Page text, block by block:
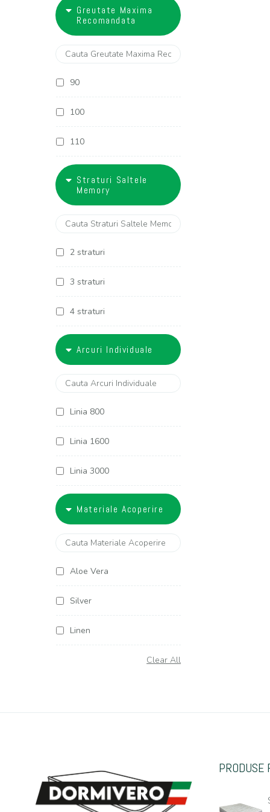
27 cm
28 cm
29 cm
30 cm
32 cm
Greutate Maxima
Recomandata
90
100
110
Straturi Saltele
Memory
2 straturi
3 straturi
4 straturi
Arcuri Individuale
Linia 800
Linia 1600
Linia 3000
Materiale Acoperire
Aloe Vera
Silver
Linen
Casmir
Jacquard
Clear All
PRODUSE